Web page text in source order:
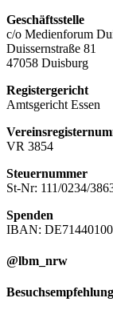
Geschäftsstelle
c/o Medienforum
Duissernstraße 81
47058 Duisburg
Registergericht
Amtsgericht Essen
VR 3854
Steuernummer
St-Nr: 111/0234/
Spenden
IBAN:
@lbm_nrw
Besuchsempfehlung